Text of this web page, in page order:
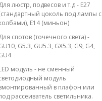
люстр, подвесов и т.д - E27
цоколь под лампы с
E14 (миньон)
спотов (точечного света) -
G5.3, GU5.3, GX5.3, G9, G4,
модуль - не сменный
модуль
в плафон или
рассеиватель светильника.